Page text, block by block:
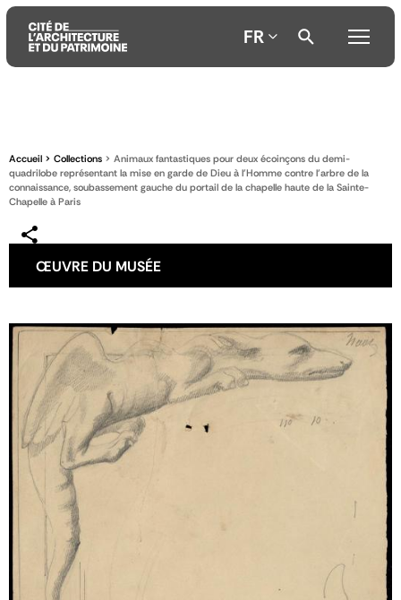
contenu
principal
menu
principal
la
recherche
FR
Accueil Collections
Animaux fantastiques pour deux écoinçons du demi-
quadrilobe représentant la mise en garde de Dieu à l'Homme contre l'arbre de la
connaissance, soubassement gauche du portail de la chapelle haute de la Sainte-
Chapelle à Paris
ŒUVRE DU MUSÉE